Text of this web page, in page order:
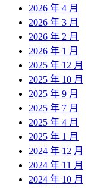
2026 年 4 月
2026 年 3 月
2026 年 2 月
2026 年 1 月
2025 年 12 月
2025 年 10 月
2025 年 9 月
2025 年 7 月
2025 年 4 月
2025 年 1 月
2024 年 12 月
2024 年 11 月
2024 年 10 月